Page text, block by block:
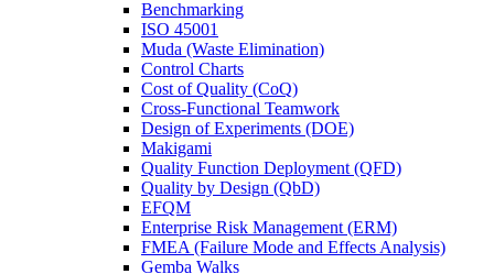
Benchmarking
ISO 45001
Muda (Waste Elimination)
Control Charts
Cost of Quality (CoQ)
Cross-Functional Teamwork
Design of Experiments (DOE)
Makigami
Quality Function Deployment (QFD)
Quality by Design (QbD)
EFQM
Enterprise Risk Management (ERM)
FMEA (Failure Mode and Effects Analysis)
Gemba Walks